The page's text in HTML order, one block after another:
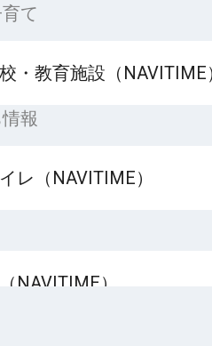
て
・教育施設（NAVITIME
報
レ（NAVITIME）
NAVITIME）